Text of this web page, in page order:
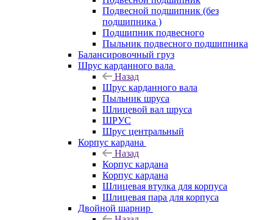
Подвесной подшипник (без
подшипника )
Подшипник подвесного
Пыльник подвесного подшипника
Балансировочный груз
Шрус карданного вала
Назад
Шрус карданного вала
Пыльник шруса
Шлицевой вал шруса
ШРУС
Шрус центральный
Корпус кардана
Назад
Корпус кардана
Корпус кардана
Шлицевая втулка для корпуса
Шлицевая пара для корпуса
Двойной шарнир